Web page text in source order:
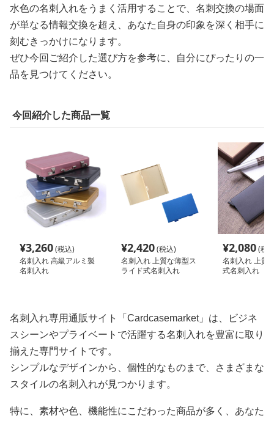
水色の名刺入れをうまく活用することで、名刺交換の場面
が単なる情報交換を超え、あなた自身の印象を深く相手に
刻むきっかけになります。
ぜひ今回ご紹介した選び方を参考に、自分にぴったりの一
品を見つけてください。
今回紹介した商品一覧
¥3,260(税込)
名刺入れ 高級アルミ製
名刺入れ
¥2,420(税込)
名刺入れ 上質な薄型ス
ライド式名刺入れ
¥2,080(税
名刺入れ 上質
式名刺入れ
名刺入れ専用通販サイト「Cardcasemarket」は、ビジネ
スシーンやプライベートで活躍する名刺入れを豊富に取り
揃えた専門サイトです。
シンプルなデザインから、個性的なものまで、さまざまな
スタイルの名刺入れが見つかります。
特に、素材や色、機能性にこだわった商品が多く、あなた